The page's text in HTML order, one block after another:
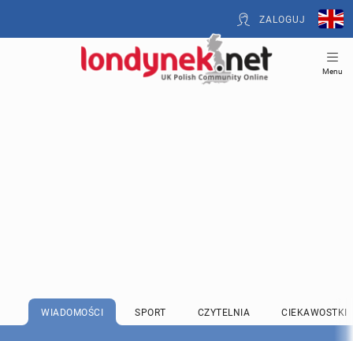
ZALOGUJ
Menu
WIADOMOŚCI SPORT CZYTELNIA CIEKAWOSTKI